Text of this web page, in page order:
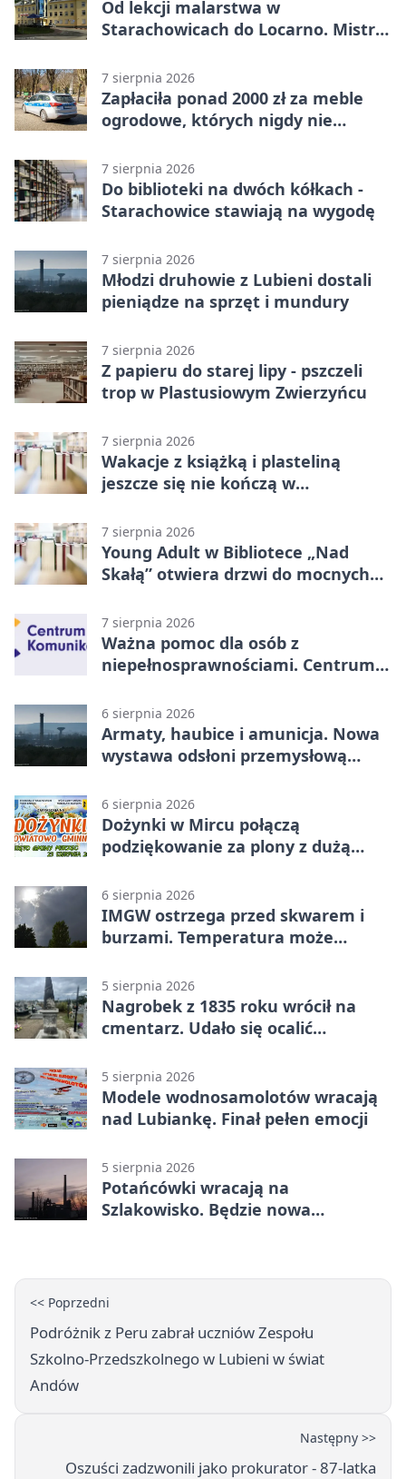
Od lekcji malarstwa w
Starachowicach do Locarno. Mistrz
7 sierpnia 2026
Zapłaciła ponad 2000 zł za meble
ogrodowe, których nigdy nie
7 sierpnia 2026
Do biblioteki na dwóch kółkach -
Starachowice stawiają na wygodę
7 sierpnia 2026
Młodzi druhowie z Lubieni dostali
pieniądze na sprzęt i mundury
7 sierpnia 2026
Z papieru do starej lipy - pszczeli
trop w Plastusiowym Zwierzyńcu
7 sierpnia 2026
Wakacje z książką i plasteliną
jeszcze się nie kończą w
7 sierpnia 2026
Young Adult w Bibliotece „Nad
Skałą” otwiera drzwi do mocnych
7 sierpnia 2026
Ważna pomoc dla osób z
niepełnosprawnościami. Centrum
6 sierpnia 2026
Armaty, haubice i amunicja. Nowa
wystawa odsłoni przemysłową
6 sierpnia 2026
Dożynki w Mircu połączą
podziękowanie za plony z dużą
6 sierpnia 2026
IMGW ostrzega przed skwarem i
burzami. Temperatura może
5 sierpnia 2026
Nagrobek z 1835 roku wrócił na
cmentarz. Udało się ocalić
5 sierpnia 2026
Modele wodnosamolotów wracają
nad Lubiankę. Finał pełen emocji
5 sierpnia 2026
Potańcówki wracają na
Szlakowisko. Będzie nowa
<< Poprzedni
Podróżnik z Peru zabrał uczniów Zespołu
Szkolno‑Przedszkolnego w Lubieni w świat
Andów
Następny >>
Oszuści zadzwonili jako prokurator - 87-latka